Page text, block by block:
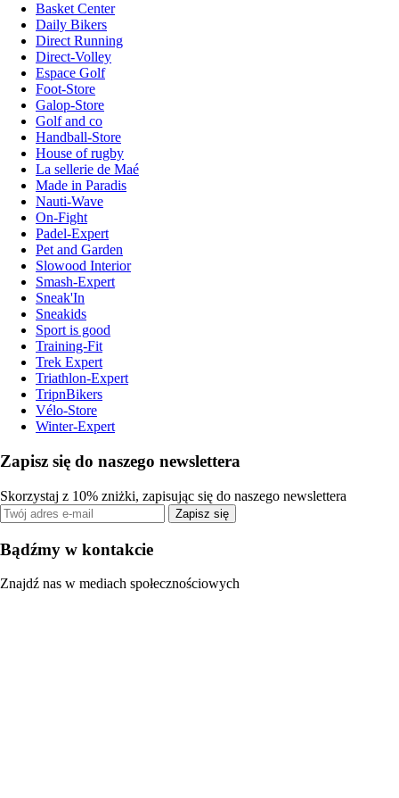
Basket Center
Daily Bikers
Direct Running
Direct-Volley
Espace Golf
Foot-Store
Galop-Store
Golf and co
Handball-Store
House of rugby
La sellerie de Maé
Made in Paradis
Nauti-Wave
On-Fight
Padel-Expert
Pet and Garden
Slowood Interior
Smash-Expert
Sneak'In
Sneakids
Sport is good
Training-Fit
Trek Expert
Triathlon-Expert
TripnBikers
Vélo-Store
Winter-Expert
Zapisz się do naszego newslettera
Skorzystaj z 10% zniżki, zapisując się do naszego newslettera
Zapisz się
Bądźmy w kontakcie
Znajdź nas w mediach społecznościowych